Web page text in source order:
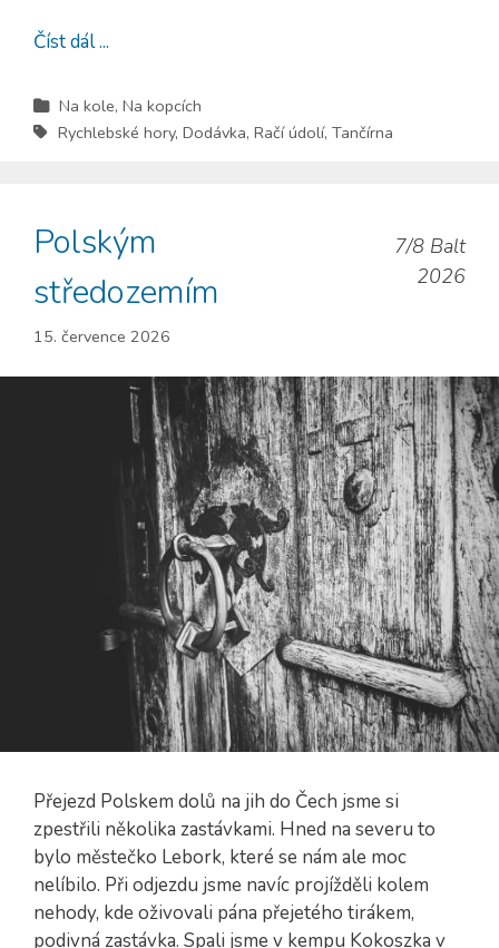
Číst dál ...
Na kole, Na kopcích
Rychlebské hory, Dodávka, Račí údolí, Tančírna
Polským
středozemím
7/8 Balt
2026
15. července 2026
Přejezd Polskem dolů na jih do Čech jsme si
zpestřili několika zastávkami. Hned na severu to
bylo městečko Lebork, které se nám ale moc
nelíbilo. Při odjezdu jsme navíc projížděli kolem
nehody, kde oživovali pána přejetého tirákem,
podivná zastávka. Spali jsme v kempu Kokoszka v